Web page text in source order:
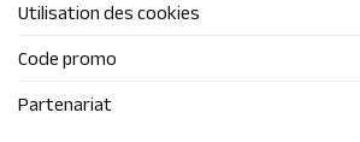
Utilisation des cookies
Code promo
Partenariat